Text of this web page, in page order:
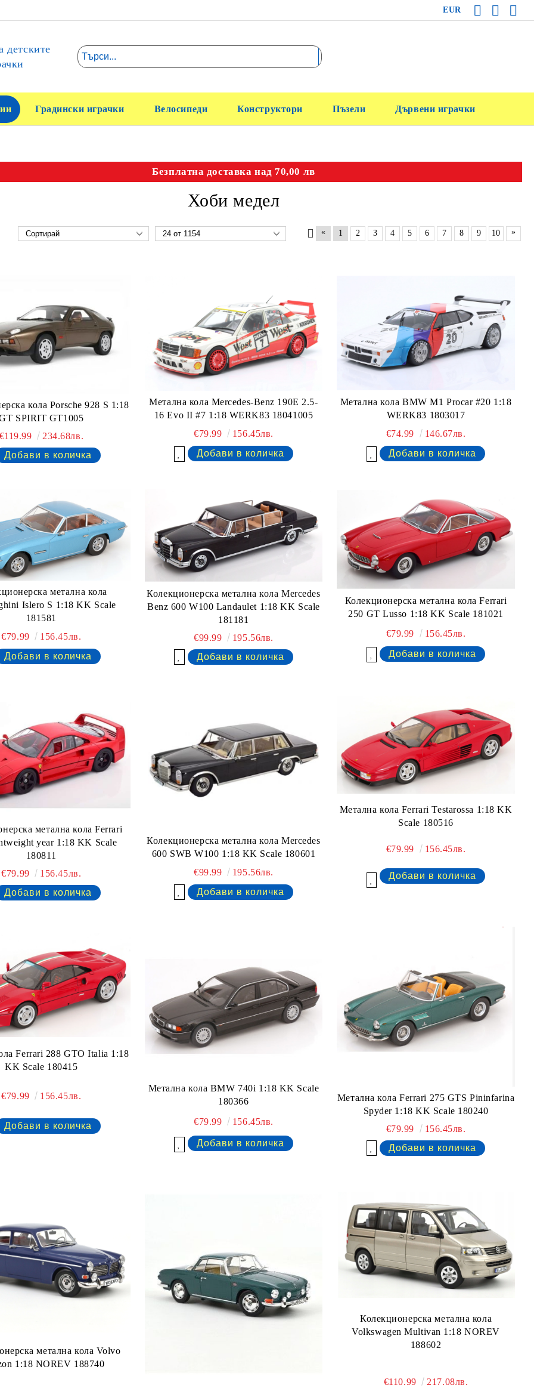
EUR
детските
Градински играчки Велосипеди Конструктори Пъзели Дървени играчки
Безплатна доставка над 70,00 лв
Хоби медел
« 1 2 3 4 5 6 7 8 9 10 »
кола Porsche 928 S 1:18
SPIRIT GT1005
€119.99
234.68лв.
Метална кола Mercedes-Benz 190E 2.5-
16 Evo II #7 1:18 WERK83 18041005
€79.99
156.45лв.
Метална кола BMW M1 Procar #20 1:18
WERK83 1803017
€74.99
146.67лв.
метална кола
Islero S 1:18 KK Scale
181581
€79.99
156.45лв.
Колекционерска метална кола Mercedes
Benz 600 W100 Landaulet 1:18 KK Scale
181181
€99.99
195.56лв.
Колекционерска метална кола Ferrari
250 GT Lusso 1:18 KK Scale 181021
€79.99
156.45лв.
метална кола Ferrari
year 1:18 KK Scale
180811
€79.99
156.45лв.
Колекционерска метална кола Mercedes
600 SWB W100 1:18 KK Scale 180601
€99.99
195.56лв.
Метална кола Ferrari Testarossa 1:18 KK
Scale 180516
€79.99 156.45лв.
Ferrari 288 GTO Italia 1:18
KK Scale 180415
€79.99 156.45лв.
Метална кола BMW 740i 1:18 KK Scale
180366
€79.99
156.45лв.
Метална кола Ferrari 275 GTS Pininfarina
Spyder 1:18 KK Scale 180240
€79.99
156.45лв.
метална кола Volvo
1:18 NOREV 188740
Колекционерска метална кола
Volkswagen Multivan 1:18 NOREV
188602
€110.99 217.08лв.